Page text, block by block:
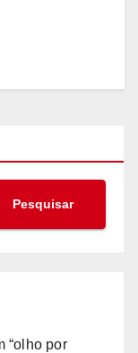
Pesquisar
“olho por